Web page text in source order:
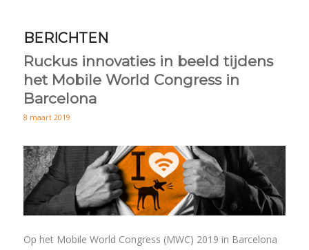
BERICHTEN
Ruckus innovaties in beeld tijdens
het Mobile World Congress in
Barcelona
8 maart 2019
Op het Mobile World Congress (MWC) 2019 in Barcelona